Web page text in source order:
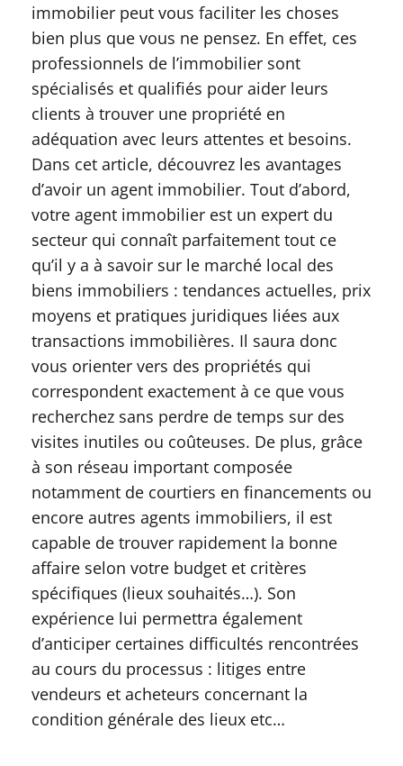
immobilier peut vous faciliter les choses
bien plus que vous ne pensez. En effet, ces
professionnels de l’immobilier sont
spécialisés et qualifiés pour aider leurs
clients à trouver une propriété en
adéquation avec leurs attentes et besoins.
Dans cet article, découvrez les avantages
d’avoir un agent immobilier. Tout d’abord,
votre agent immobilier est un expert du
secteur qui connaît parfaitement tout ce
qu’il y a à savoir sur le marché local des
biens immobiliers : tendances actuelles, prix
moyens et pratiques juridiques liées aux
transactions immobilières. Il saura donc
vous orienter vers des propriétés qui
correspondent exactement à ce que vous
recherchez sans perdre de temps sur des
visites inutiles ou coûteuses. De plus, grâce
à son réseau important composée
notamment de courtiers en financements ou
encore autres agents immobiliers, il est
capable de trouver rapidement la bonne
affaire selon votre budget et critères
spécifiques (lieux souhaités…). Son
expérience lui permettra également
d’anticiper certaines difficultés rencontrées
au cours du processus : litiges entre
vendeurs et acheteurs concernant la
condition générale des lieux etc…